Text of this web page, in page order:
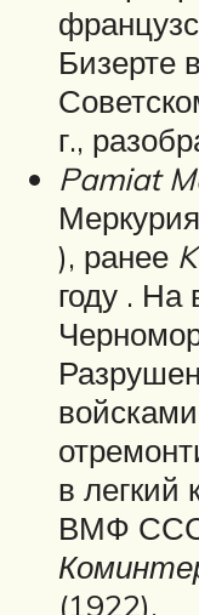
Бизерте в
г.,
Pamiat
), ранее
году . На
в легкий
ВМФ
(1922),